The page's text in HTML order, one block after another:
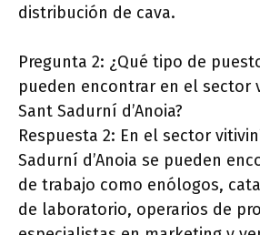
distribución de cava.
Pregunta 2: ¿Qué tipo de
pueden encontrar en el sector
Sant Sadurní d’Anoia?
Respuesta 2: En el sector
Sadurní d’Anoia se pueden
de trabajo como enólogos,
de laboratorio, operarios de